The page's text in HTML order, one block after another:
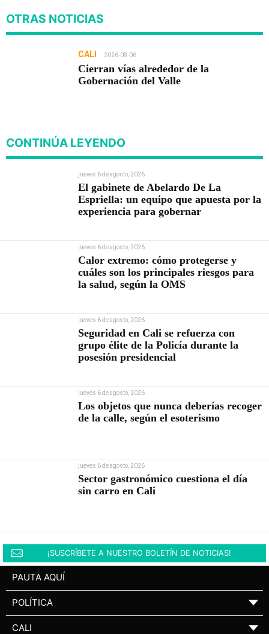
OTRAS NOTICIAS
CALI 2026-08-06
Cierran vías alrededor de la
Gobernación del Valle
CONTINÚA LEYENDO
jueves 6 de agosto, 2026
El gabinete de Abelardo De La
Espriella: un equipo que apuesta por la
experiencia para gobernar
jueves 6 de agosto, 2026
Calor extremo: cómo protegerse y
cuáles son los principales riesgos para
la salud, según la OMS
jueves 6 de agosto, 2026
Seguridad en Cali se refuerza con
grupo élite de la Policía durante la
posesión presidencial
jueves 6 de agosto, 2026
Los objetos que nunca deberías recoger
de la calle, según el esoterismo
jueves 6 de agosto, 2026
Sector gastronómico cuestiona el día
sin carro en Cali
¡SUSCRÍBETE A NUESTRO BOLETÍN DE NOTICIAS!
PAUTA AQUÍ
POLÍTICA ▼
CALI ▼